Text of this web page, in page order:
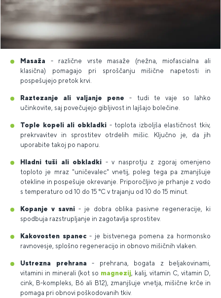
Masaža - različne vrste masaže (nežna, miofascialna ali
klasična) pomagajo pri sproščanju mišične napetosti in
pospešujejo pretok krvi.
Raztezanje ali valjanje pene- tudi te vaje so lahko
učinkovite, saj povečujejo gibljivost in lajšajo bolečine.
Tople kopeli ali obkladki - toplota izboljša elastičnost tkiv,
prekrvavitev in sprostitev otrdelih mišic. Ključno je, da jih
uporabite takoj po naporu.
Hladni tuši ali obkladki - v nasprotju z zgoraj omenjeno
toploto je mraz "uničevalec" vnetij, poleg tega pa zmanjšuje
otekline in pospešuje okrevanje. Priporočljivo je prhanje z vodo
s temperaturo od 10 do 15 °C v trajanju od 10 do 15 minut.
Kopanje v savni- je dobra oblika pasivne regeneracije, ki
spodbuja razstrupljanje in zagotavlja sprostitev.
Kakovosten spanec - je bistvenega pomena za hormonsko
ravnovesje, splošno regeneracijo in obnovo mišičnih vlaken.
Ustrezna prehrana - prehrana, bogata z beljakovinami,
vitamini in minerali (kot so magnezij, kalij, vitamin C, vitamin D,
cink, B-kompleks, B6 ali B12), zmanjšuje vnetja, mišične krče in
pomaga pri obnovi poškodovanih tkiv.